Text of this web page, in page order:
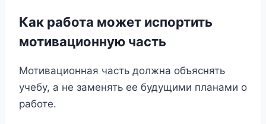
Как работа может испортить
мотивационную часть
Мотивационная часть должна объяснять
учебу, а не заменять ее будущими планами о
работе.